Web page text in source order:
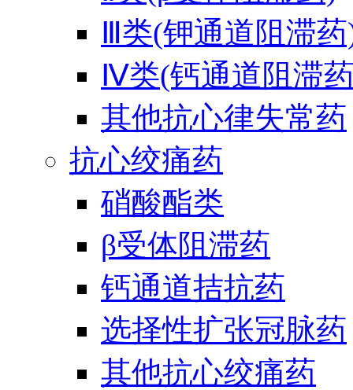
Ⅲ类(钾通道阻滞
Ⅳ类(钙通道阻滞
其他抗心律失常药
抗心绞痛药
硝酸酯类
β受体阻滞药
钙通道拮抗药
选择性扩张冠脉药
其他抗心绞痛药